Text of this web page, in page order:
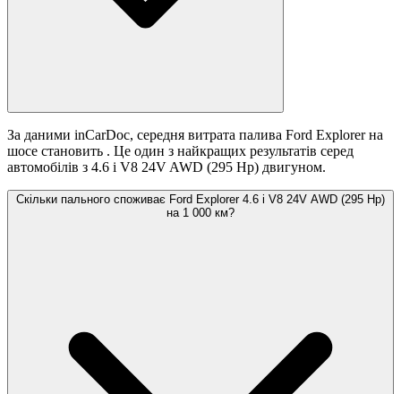
За даними inCarDoc, середня витрата палива Ford Explorer на
шосе становить . Це один з найкращих результатів серед
автомобілів з 4.6 i V8 24V AWD (295 Hp) двигуном.
Скільки пального споживає Ford Explorer 4.6 i V8 24V AWD (295 Hp)
на 1 000 км?